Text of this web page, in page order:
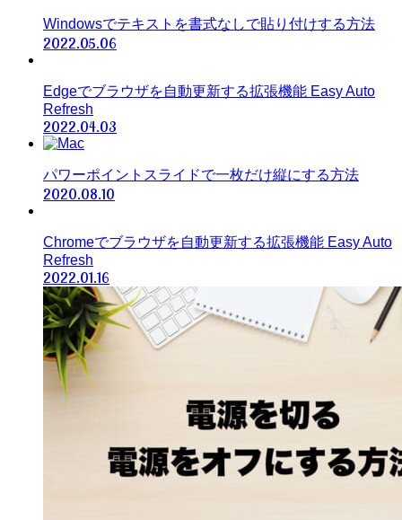
Windowsでテキストを書式なしで貼り付けする方法
2022.05.06
Edgeでブラウザを自動更新する拡張機能 Easy Auto
Refresh
2022.04.03
パワーポイントスライドで一枚だけ縦にする方法
2020.08.10
Chromeでブラウザを自動更新する拡張機能 Easy Auto
Refresh
2022.01.16